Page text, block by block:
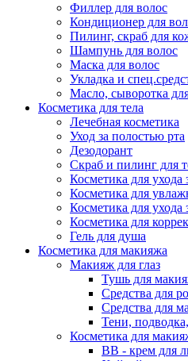
Филлер для волос
Кондиционер для
Пилинг, скраб для
Шампунь для волос
Маска для волос
Укладка и
Масло, сыворотка
Косметика для тела
Лечебная косметика
Уход за полостью рта
Дезодорант
Скраб и пилинг для
Косметика для ухода
Косметика для
Косметика для ухода
Косметика для
Гель для душа
Косметика для макияжа
Макияж для глаз
Тушь для
Средства для
Средства для
Тени,
Косметика для
ВВ - крем для